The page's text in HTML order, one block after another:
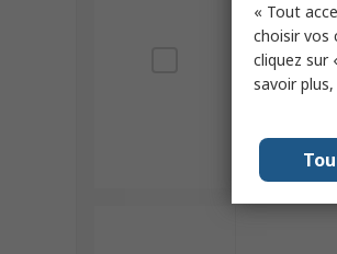
« Tout
choisir vos
cliquez sur
savoir